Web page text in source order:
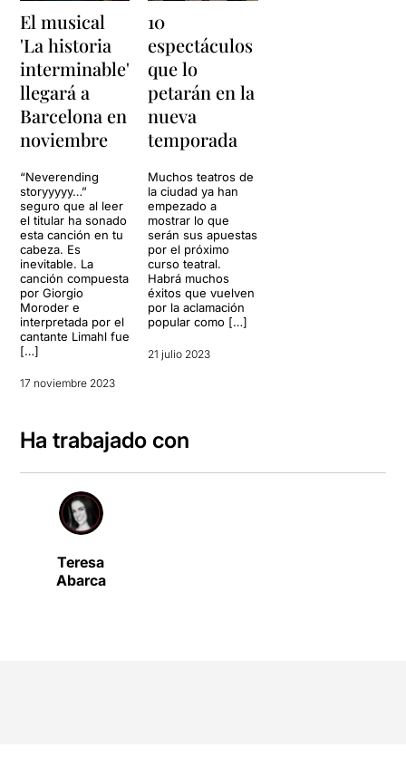
El musical
'La historia
interminable'
llegará a
Barcelona en
noviembre
“Neverending
storyyyyy…”
seguro que al leer
el titular ha sonado
esta canción en tu
cabeza. Es
inevitable. La
canción compuesta
por Giorgio
Moroder e
interpretada por el
cantante Limahl fue
[…]
17 noviembre 2023
10
espectáculos
que lo
petarán en la
nueva
temporada
Muchos teatros de
la ciudad ya han
empezado a
mostrar lo que
serán sus apuestas
por el próximo
curso teatral.
Habrá muchos
éxitos que vuelven
por la aclamación
popular como […]
21 julio 2023
Ha trabajado con
Teresa
Abarca